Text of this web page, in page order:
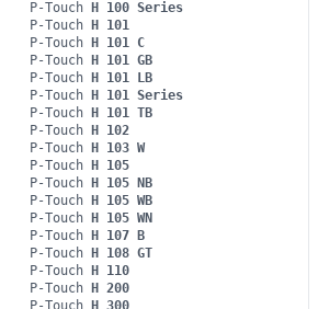
P-Touch H 100 Series
P-Touch H 101
P-Touch H 101 C
P-Touch H 101 GB
P-Touch H 101 LB
P-Touch H 101 Series
P-Touch H 101 TB
P-Touch H 102
P-Touch H 103 W
P-Touch H 105
P-Touch H 105 NB
P-Touch H 105 WB
P-Touch H 105 WN
P-Touch H 107 B
P-Touch H 108 GT
P-Touch H 110
P-Touch H 200
P-Touch H 300